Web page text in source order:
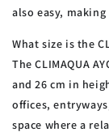
also easy,
What size is the
The CLIMAQUA
and 26 cm in
offices,
space where a